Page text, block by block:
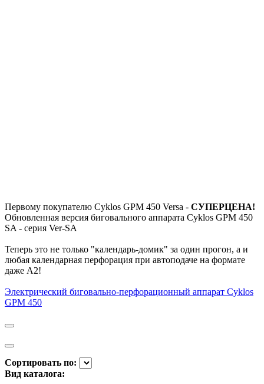
Первому покупателю Cyklos GPM 450 Versa - СУПЕРЦЕНА!
Обновленная версия биговального аппарата Cyklos GPM 450
SA - серия Ver-SA
Теперь это не только "календарь-домик" за один прогон, а и
любая календарная перфорация при автоподаче на формате
даже А2!
Электрический биговально-перфорационный аппарат Cyklos
GPM 450
Сортировать по:
Вид каталога: